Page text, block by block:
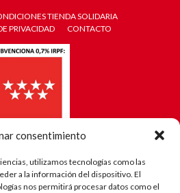
consentimiento
utilizamos tecnologías como las
a la información del dispositivo. El
nos permitirá procesar datos como el
TIENDA SOLIDARIA
PRIVACIDAD CONTACTO